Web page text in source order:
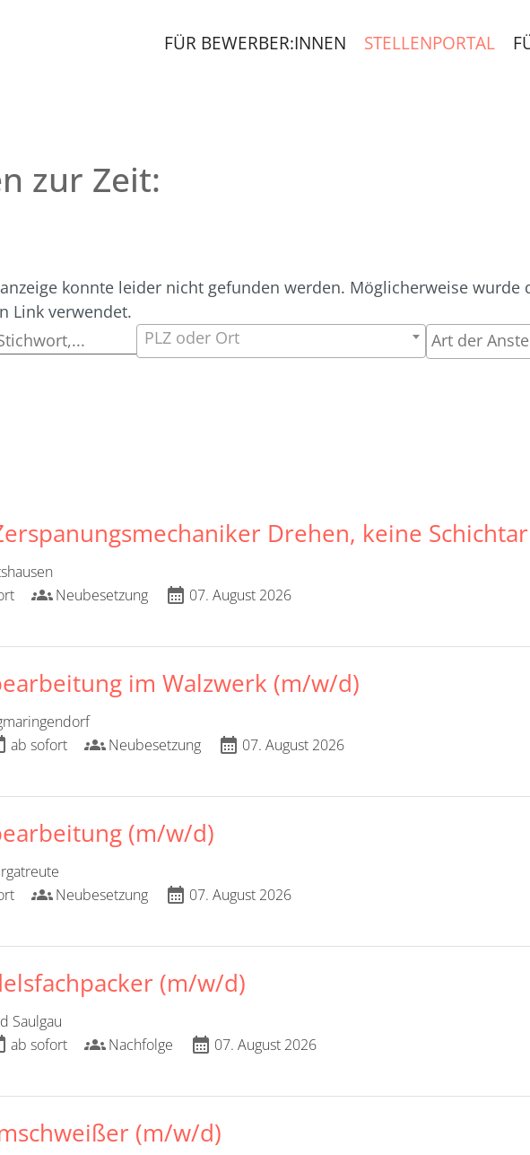
FÜR BEWERBER:INNEN STELLENPORTAL
zur Zeit:
konnte leider nicht gefunden werden. Möglicherweise wurde
Link verwendet.
PLZ oder Ort
Drehen, keine
groupsNeubesetzung calendar_month 07. August 2026
im Walzwerk (m/w/d)
ab sofort groupsNeubesetzung calendar_month 07. August 2026
(m/w/d)
groupsNeubesetzung calendar_month 07. August 2026
(m/w/d)
Saulgau
ab sofort groupsNachfolge calendar_month 07. August 2026
(m/w/d)